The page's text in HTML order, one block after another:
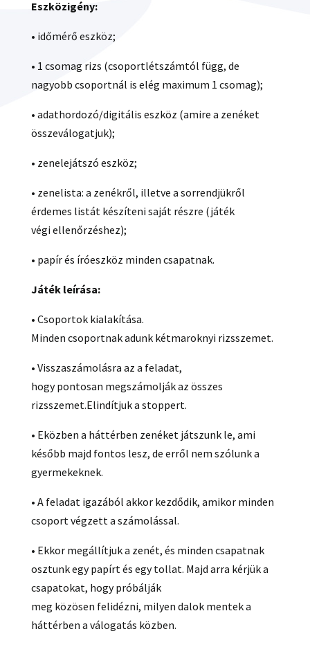
Eszközigény:
• időmérő eszköz;
• 1 csomag rizs (csoportlétszámtól függ, de
nagyobb csoportnál is elég maximum 1 csomag);
• adathordozó/digitális eszköz (amire a zenéket
összeválogatjuk);
• zenelejátszó eszköz;
• zenelista: a zenékről, illetve a sorrendjükről
érdemes listát készíteni saját részre (játék
végi ellenőrzéshez);
• papír és íróeszköz minden csapatnak.
Játék leírása:
• Csoportok kialakítása.
Minden csoportnak adunk kétmaroknyi rizsszemet.
• Visszaszámolásra az a feladat,
hogy pontosan megszámolják az összes
rizsszemet.Elindítjuk a stoppert.
• Eközben a háttérben zenéket játszunk le, ami
később majd fontos lesz, de erről nem szólunk a
gyermekeknek.
• A feladat igazából akkor kezdődik, amikor minden
csoport végzett a számolással.
• Ekkor megállítjuk a zenét, és minden csapatnak
osztunk egy papírt és egy tollat. Majd arra kérjük a
csapatokat, hogy próbálják
meg közösen felidézni, milyen dalok mentek a
háttérben a válogatás közben.